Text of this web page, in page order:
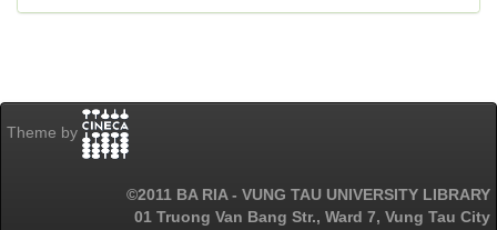
Theme by
©2011 BA RIA - VUNG TAU UNIVERSITY LIBRARY
01 Truong Van Bang Str., Ward 7, Vung Tau City